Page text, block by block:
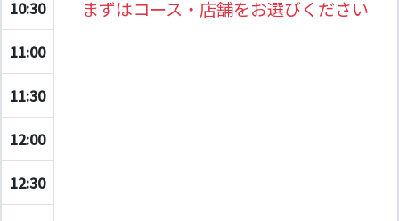
まずはコース・店舗をお選びください
10:30
11:00
11:30
12:00
12:30